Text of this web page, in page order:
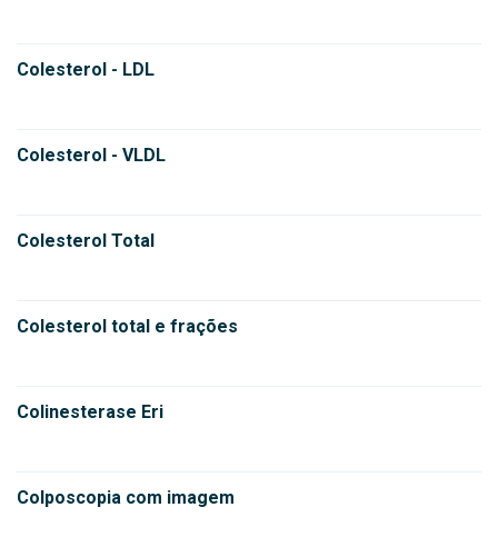
Colesterol - LDL
Colesterol - VLDL
Colesterol Total
Colesterol total e frações
Colinesterase Eri
Colposcopia com imagem